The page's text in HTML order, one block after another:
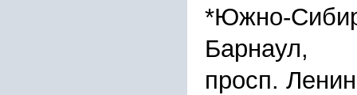
*Южно-
Барнаул,
просп.